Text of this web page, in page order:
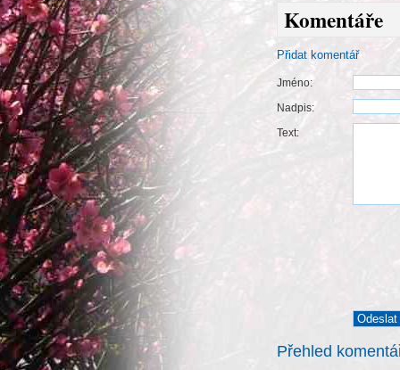
Komentáře
Přidat komentář
Jméno:
Nadpis:
Text:
Přehled